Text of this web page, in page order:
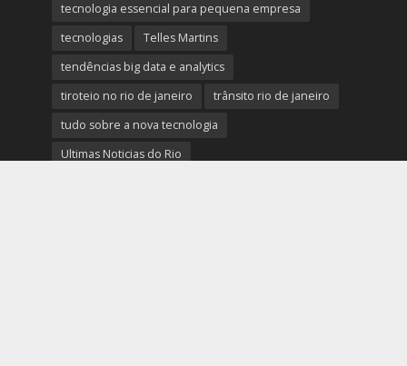
tecnologia essencial para pequena empresa
tecnologias
Telles Martins
tendências big data e analytics
tiroteio no rio de janeiro
trânsito rio de janeiro
tudo sobre a nova tecnologia
Ultimas Noticias do Rio